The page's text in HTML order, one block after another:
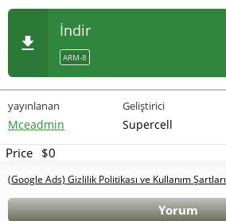
İndir
ARM-8
yayınlanan
Mceadmin
Geliştirici
Supercell
Price $0
(Google Ads) Gizlilik Politikası ve Kullanım Şartları
Yorum